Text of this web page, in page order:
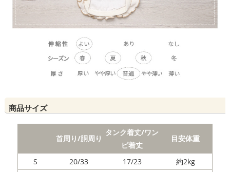
商品サイズ
首周り/胴周り
タンク着丈/ワン
ピ着丈
目安体重
S 20/33 17/23
約2kg